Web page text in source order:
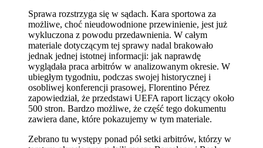
Sprawa rozstrzyga się w sądach. Kara sportowa za
możliwe, choć nieudowodnione przewinienie, jest już
wykluczona z powodu przedawnienia. W całym
materiale dotyczącym tej sprawy nadal brakowało
jednak jednej istotnej informacji: jak naprawdę
wyglądała praca arbitrów w analizowanym okresie. W
ubiegłym tygodniu, podczas swojej historycznej i
osobliwej konferencji prasowej, Florentino Pérez
zapowiedział, że przedstawi UEFA raport liczący około
500 stron. Bardzo możliwe, że część tego dokumentu
zawiera dane, które pokazujemy w tym materiale.
Zebrano tu występy ponad pół setki arbitrów, którzy w